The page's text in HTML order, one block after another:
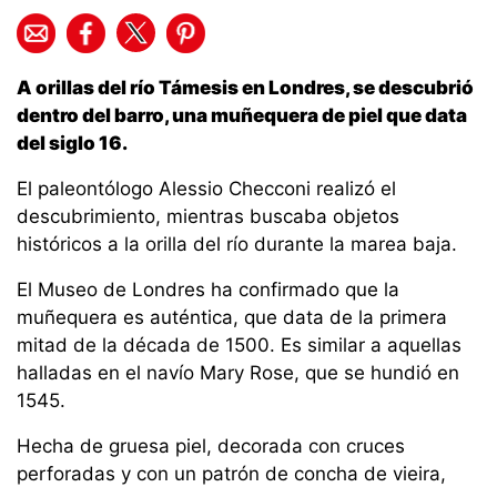
A orillas del río Támesis en Londres, se descubrió
dentro del barro, una muñequera de piel que data
del siglo 16.
El paleontólogo Alessio Checconi realizó el
descubrimiento, mientras buscaba objetos
históricos a la orilla del río durante la marea baja.
El Museo de Londres ha confirmado que la
muñequera es auténtica, que data de la primera
mitad de la década de 1500. Es similar a aquellas
halladas en el navío Mary Rose, que se hundió en
1545.
Hecha de gruesa piel, decorada con cruces
perforadas y con un patrón de concha de vieira,